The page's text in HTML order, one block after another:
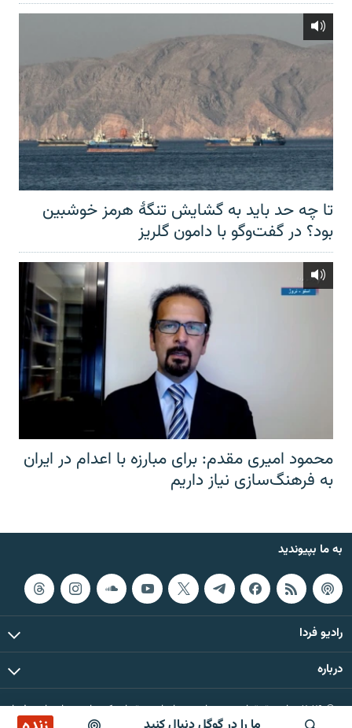
تا چه حد باید به گشایش تنگهٔ هرمز خوشبین
بود؟ در گفت‌وگو با دامون گلریز
محمود امیری مقدم: برای مبارزه با اعدام در ایران
به فرهنگ‌سازی نیاز داریم
به ما بپیوندید
رادیو فردا
درباره
© ۲۰۲۶ تمام حقوق این وب‌سایت، بر اساس مقررات کپی‌رایت، برای رادیو فردا